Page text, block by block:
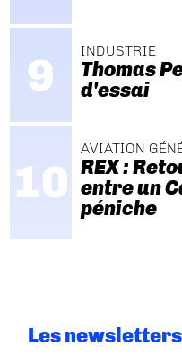
INDUSTRIE
Thomas
d'essai
AVIATION
REX :
entre un
péniche
Les